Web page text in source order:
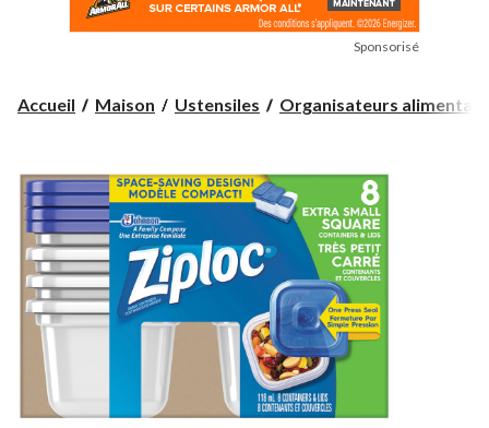
Sponsorisé
Accueil Maison Ustensiles Organisateurs